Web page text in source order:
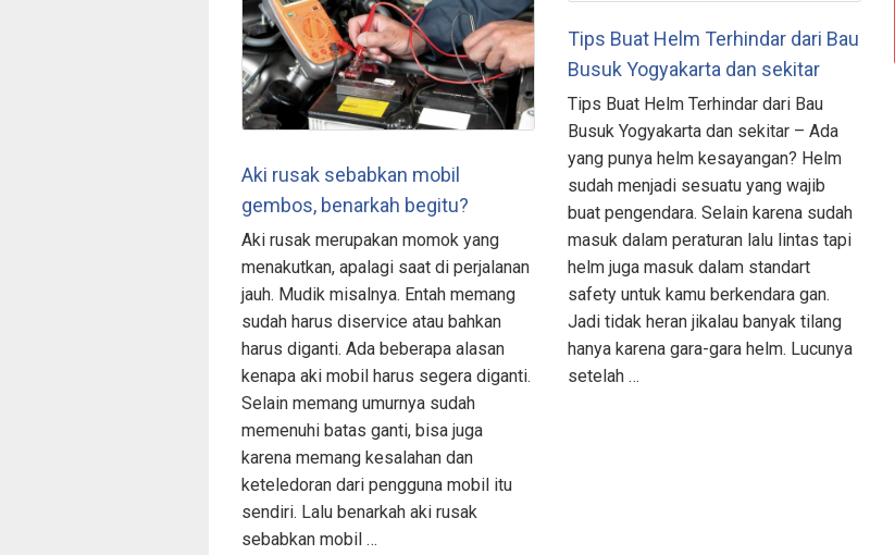
Aki rusak sebabkan mobil
gembos, benarkah begitu?
Aki rusak merupakan momok yang
menakutkan, apalagi saat di perjalanan
jauh. Mudik misalnya. Entah memang
sudah harus diservice atau bahkan
harus diganti. Ada beberapa alasan
kenapa aki mobil harus segera diganti.
Selain memang umurnya sudah
memenuhi batas ganti, bisa juga
karena memang kesalahan dan
keteledoran dari pengguna mobil itu
sendiri. Lalu benarkah aki rusak
sebabkan mobil …
Tips Buat Helm Terhindar dari Bau
Busuk Yogyakarta dan sekitar
Tips Buat Helm Terhindar dari Bau
Busuk Yogyakarta dan sekitar – Ada
yang punya helm kesayangan? Helm
sudah menjadi sesuatu yang wajib
buat pengendara. Selain karena sudah
masuk dalam peraturan lalu lintas tapi
helm juga masuk dalam standart
safety untuk kamu berkendara gan.
Jadi tidak heran jikalau banyak tilang
hanya karena gara-gara helm. Lucunya
setelah …